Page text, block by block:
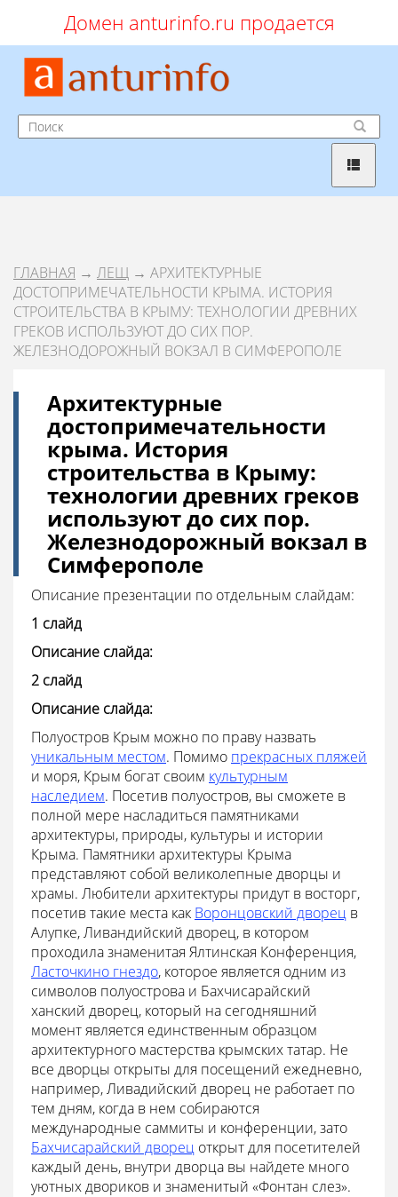
Домен anturinfo.ru продается
ГЛАВНАЯ → ЛЕЩ → АРХИТЕКТУРНЫЕ
ДОСТОПРИМЕЧАТЕЛЬНОСТИ КРЫМА. ИСТОРИЯ
СТРОИТЕЛЬСТВА В КРЫМУ: ТЕХНОЛОГИИ ДРЕВНИХ
ГРЕКОВ ИСПОЛЬЗУЮТ ДО СИХ ПОР.
ЖЕЛЕЗНОДОРОЖНЫЙ ВОКЗАЛ В СИМФЕРОПОЛЕ
Архитектурные
достопримечательности
крыма. История
строительства в Крыму:
технологии древних греков
используют до сих пор.
Железнодорожный вокзал в
Симферополе
Описание презентации по отдельным слайдам:
1 слайд
Описание слайда:
2 слайд
Описание слайда:
Полуостров Крым можно по праву назвать
уникальным местом. Помимо прекрасных пляжей
и моря, Крым богат своим культурным
наследием. Посетив полуостров, вы сможете в
полной мере насладиться памятниками
архитектуры, природы, культуры и истории
Крыма. Памятники архитектуры Крыма
представляют собой великолепные дворцы и
храмы. Любители архитектуры придут в восторг,
посетив такие места как Воронцовский дворец в
Алупке, Ливандийский дворец, в котором
проходила знаменитая Ялтинская Конференция,
Ласточкино гнездо, которое является одним из
символов полуострова и Бахчисарайский
ханский дворец, который на сегодняшний
момент является единственным образцом
архитектурного мастерства крымских татар. Не
все дворцы открыты для посещений ежедневно,
например, Ливадийский дворец не работает по
тем дням, когда в нем собираются
международные саммиты и конференции, зато
Бахчисарайский дворец открыт для посетителей
каждый день, внутри дворца вы найдете много
уютных двориков и знаменитый «Фонтан слез».